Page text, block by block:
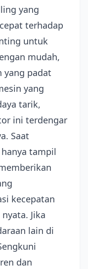
yang
terhadap
untuk
mudah,
yang padat
yang
tarik,
ini terdengar
Saat
tampil
kecepatan
Jika
lain di
dan